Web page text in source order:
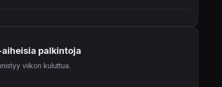
palkintoja
viikon kuluttua.